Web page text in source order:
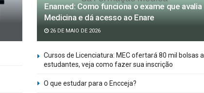
Enamed: Como funciona o exame que avalia
Medicina e dá acesso ao Enare
26 DE MAIO DE 2026
Cursos de Licenciatura: MEC ofertará 80 mil bolsas a
estudantes, veja como fazer sua inscrição
O que estudar para o Encceja?